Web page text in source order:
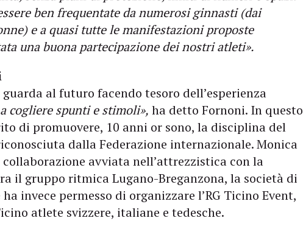
ben frequentate da numerosi ginnasti (dai
e a quasi tutte le manifestazioni proposte
una buona partecipazione dei nostri atleti».
al futuro facendo tesoro dell’esperienza
cogliere spunti e stimoli», ha detto Fornoni. In questo
di promuovere, 10 anni or sono, la disciplina del
dalla Federazione internazionale. Monica
avviata nell’attrezzistica con la
il gruppo ritmica Lugano-Breganzona, la società di
invece permesso di organizzare l’RG Ticino Event,
atlete svizzere, italiane e tedesche.